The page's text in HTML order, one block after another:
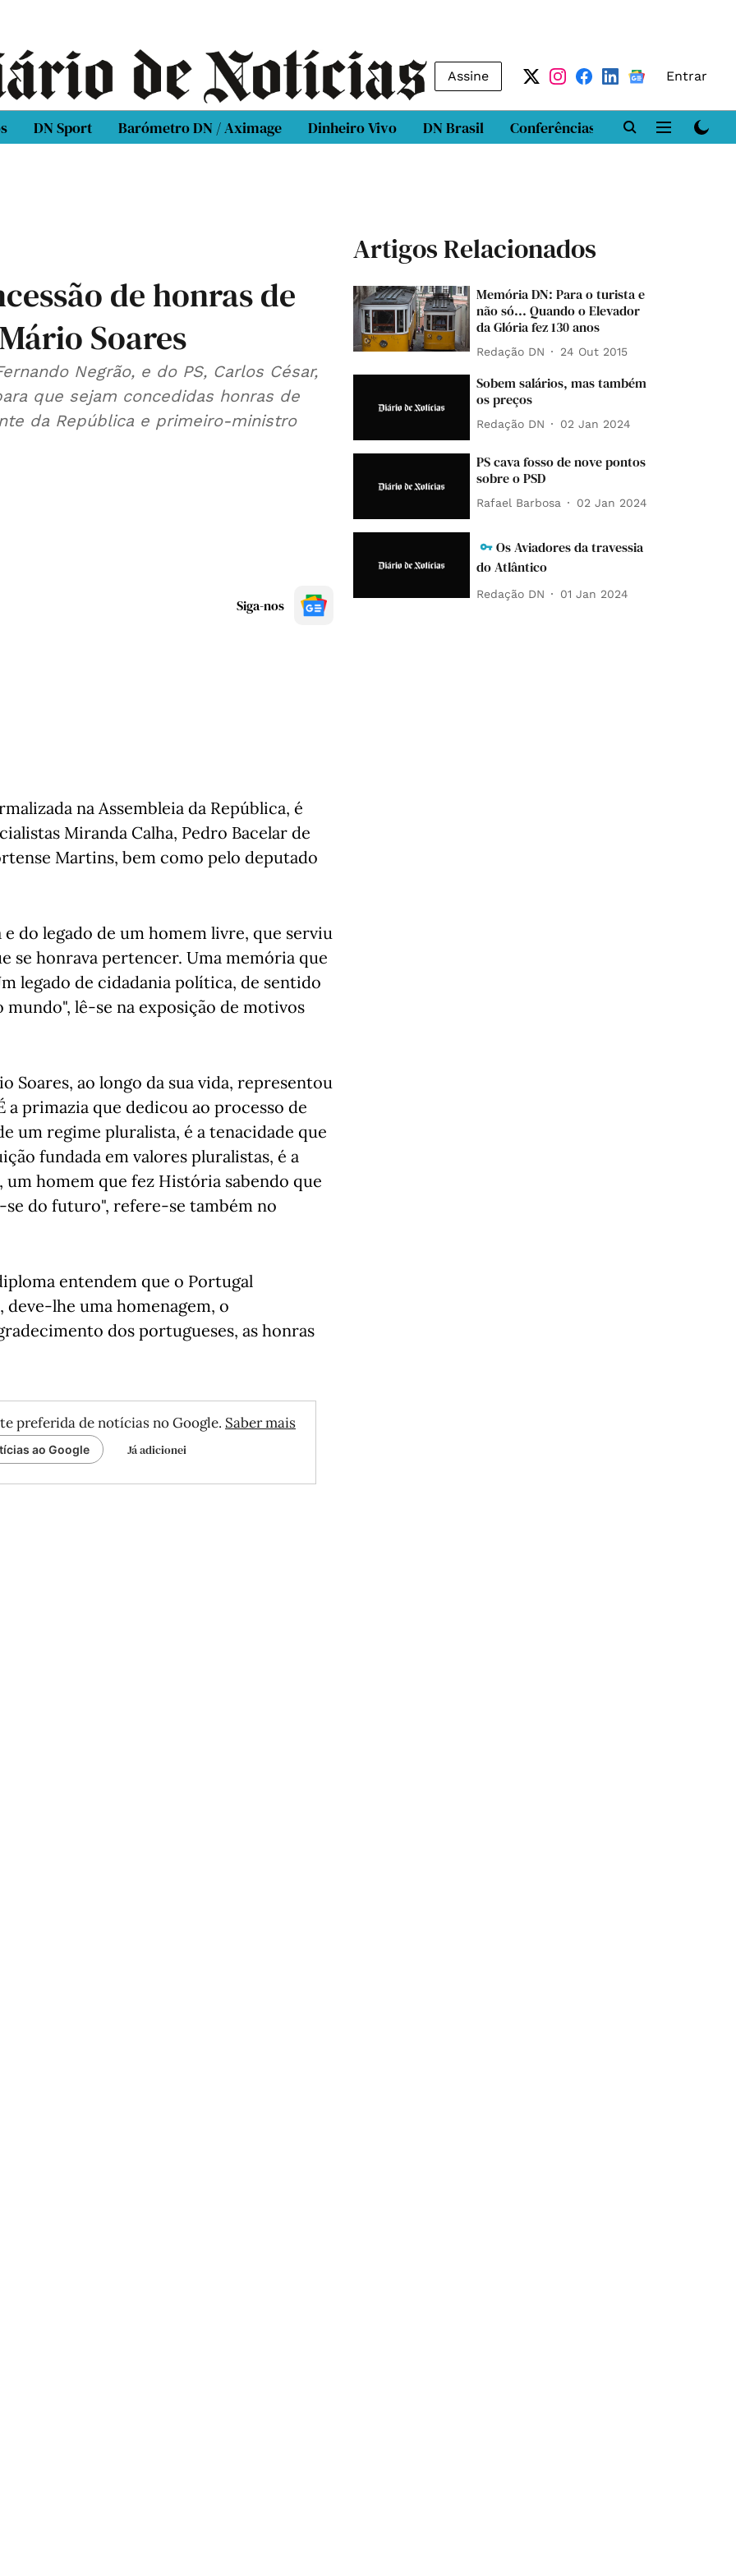
Assine Entrar
DN Sport Barómetro DN / Aximage Dinheiro Vivo DN Brasil Conferências DN LAB
de honras de
Soares
Negrão, e do PS, Carlos César,
que sejam concedidas honras de
da República e primeiro-ministro
Siga-nos
na Assembleia da República, é
Miranda Calha, Pedro Bacelar de
Martins, bem como pelo deputado
do legado de um homem livre, que serviu
se honrava pertencer. Uma memória que
legado de cidadania política, de sentido
mundo", lê-se na exposição de motivos
Soares, ao longo da sua vida, representou
a primazia que dedicou ao processo de
um regime pluralista, é a tenacidade que
fundada em valores pluralistas, é a
homem que fez História sabendo que
do futuro", refere-se também no
entendem que o Portugal
lhe uma homenagem, o
dos portugueses, as honras
preferida de notícias no Google. Saber mais
ao Google Já adicionei
Artigos Relacionados
Memória DN: Para o turista e
não só... Quando o Elevador
da Glória fez 130 anos
Redação DN 24 Out 2015
Sobem salários, mas também
os preços
Redação DN 02 Jan 2024
PS cava fosso de nove pontos
sobre o PSD
Rafael Barbosa 02 Jan 2024
Os Aviadores da travessia
do Atlântico
Redação DN 01 Jan 2024